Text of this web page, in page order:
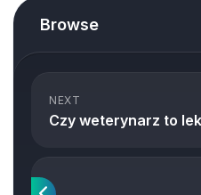
Browse
NEXT
Czy weterynarz to